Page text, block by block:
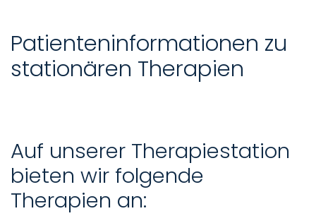
Patienteninformationen zu
stationären Therapien
Auf unserer Therapiestation
bieten wir folgende
Therapien an: